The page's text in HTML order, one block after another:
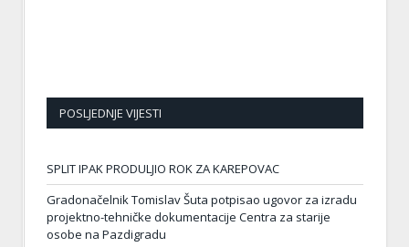
POSLJEDNJE VIJESTI
SPLIT IPAK PRODULJIO ROK ZA KAREPOVAC
Gradonačelnik Tomislav Šuta potpisao ugovor za izradu
projektno-tehničke dokumentacije Centra za starije
osobe na Pazdigradu